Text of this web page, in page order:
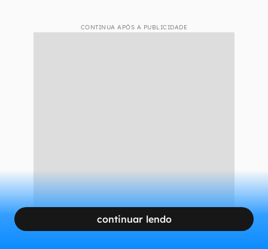
CONTINUA APÓS A PUBLICIDADE
continuar lendo